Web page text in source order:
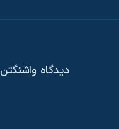
دیدگاه‌ واشنگتن